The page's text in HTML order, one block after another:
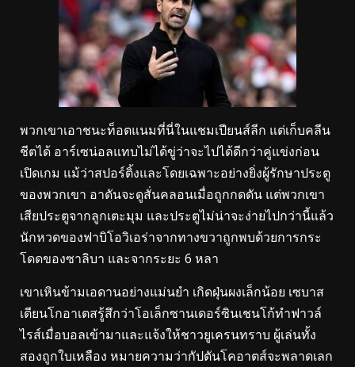
พวกเขาเอาชนะท็อตแนมที่นี่ในแชมเปียนส์ลีก แต่เก็บคลีน
ชีตได้ อาร์เซน่อลแทบไม่ได้ขู่ว่าจะไปได้ดีกว่าคู่แข่งก่อน
เปิดเกม แม้ว่าสปอร์ติ้งและโดยเฉพาะอย่างยิ่งผู้รักษาประตู
ของพวกเขา อาดันจะดูสั่นคลอนเมื่อถูกกดดัน แต่พวกเขา
เสียประตูจากลูกเตะมุม และประตูไม่น่าจะง่ายไปกว่านี้แล้ว
นักหวดของฟาบิโอวิเอร่าจากทางขวาถูกพบด้วยการกระ
โดดของซาลิบา และจากระยะ 6 หลา
เขาเหินข้ามเอดานอย่างแม่นยำ เกิดฝุ่นผงเล็กน้อย เซบาส
เตียนโกอาเตสรู้สึกว่าโอเล็กซานเดอร์ซินเชนโก้ทำฟาวล์
ไรส์เมื่อบอลเข้ามาและแจ้งให้ชาวยูเครนทราบ ผู้เล่นทั้ง
สองถูกใบเหลือง หมายความว่ากัปตันโคอาตส์จะพลาดเลก